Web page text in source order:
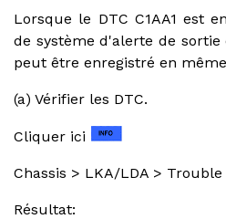
Lorsque le DTC C1AA1 est
de système d'alerte de
peut être enregistré en
(a) Vérifier les DTC.
Cliquer ici
Chassis > LKA/LDA > Trouble
Résultat: